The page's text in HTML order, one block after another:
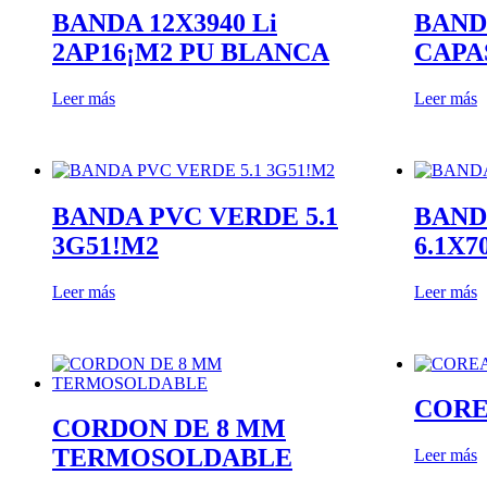
BANDA 12X3940 Li
2AP16¡M2 PU BLANCA
Leer más Leer más
BANDA PVC VERDE 5.1
3G51!M2
Leer más Leer más
CORDON DE 8 MM
TERMOSOLDABLE
Leer más
web y que
puedas
acceder a
contenido.
Estadísticas
podamos
mejorar la
funcionalidad
de la web,
de uso en la
web. Así
interesa más
de lo que
ofrecemos y